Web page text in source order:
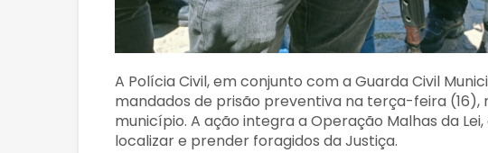
A Polícia Civil, em conjunto com a Guarda Civil
mandados de prisão preventiva na terça-feira (16),
município. A ação integra a Operação Malhas da
localizar e prender foragidos da Justiça.